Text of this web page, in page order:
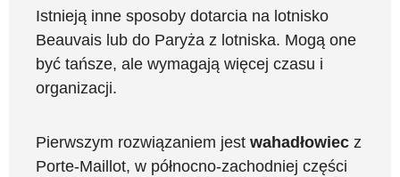
Istnieją inne sposoby dotarcia na lotnisko
Beauvais lub do Paryża z lotniska. Mogą one
być tańsze, ale wymagają więcej czasu i
organizacji.
Pierwszym rozwiązaniem jest wahadłowiec z
Porte-Maillot, w północno-zachodniej części